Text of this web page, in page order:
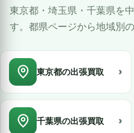
東京都・埼玉県・千葉県を
す。都県ページから地域別
東京都の出張買取 ›
千葉県の出張買取 ›